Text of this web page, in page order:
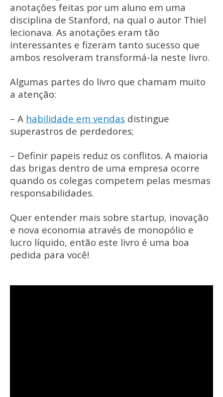
anotações feitas por um aluno em uma
disciplina de Stanford, na qual o autor Thiel
lecionava. As anotações eram tão
interessantes e fizeram tanto sucesso que
ambos resolveram transformá-la neste livro.
Algumas partes do livro que chamam muito
a atenção:
– A habilidade em vendas distingue
superastros de perdedores;
– Definir papeis reduz os conflitos. A maioria
das brigas dentro de uma empresa ocorre
quando os colegas competem pelas mesmas
responsabilidades.
Quer entender mais sobre startup, inovação
e nova economia através de monopólio e
lucro líquido, então este livro é uma boa
pedida para você!